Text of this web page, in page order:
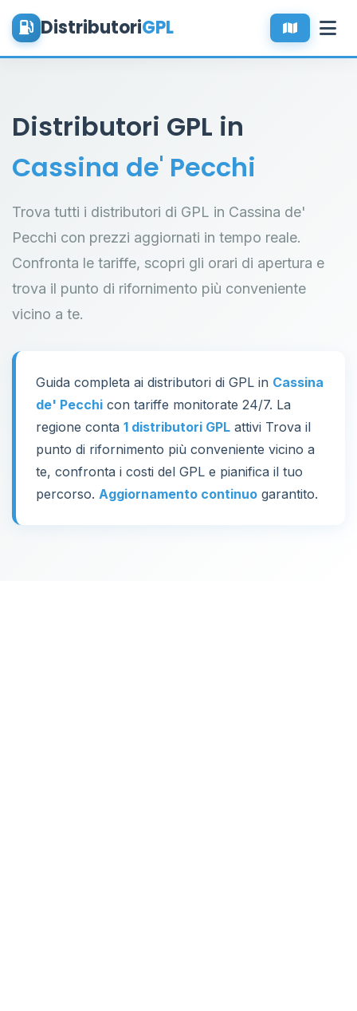
DistributoriGPL
Distributori GPL in
Cassina de' Pecchi
Trova tutti i distributori di GPL in Cassina de'
Pecchi con prezzi aggiornati in tempo reale.
Confronta le tariffe, scopri gli orari di apertura e
trova il punto di rifornimento più conveniente
vicino a te.
Guida completa ai distributori di GPL in Cassina
de' Pecchi con tariffe monitorate 24/7. La
regione conta 1 distributori GPL attivi Trova il
punto di rifornimento più conveniente vicino a
te, confronta i costi del GPL e pianifica il tuo
percorso. Aggiornamento continuo garantito.